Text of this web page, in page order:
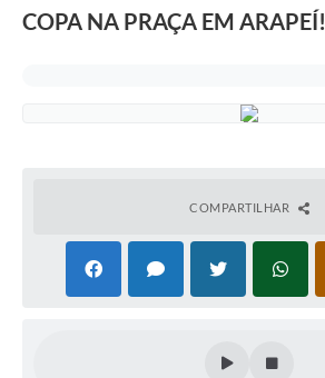
COPA NA PRAÇA EM ARAPEÍ!
COMPARTILHAR